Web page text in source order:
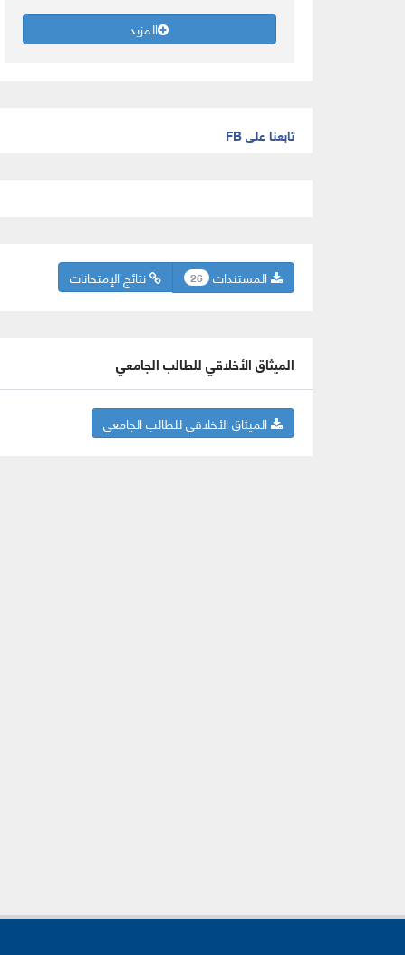
المزيد
تابعنا على FB
نتائج الإمتحانات المستندات 26
الميثاق الأخلاقي للطالب الجامعي
الميثاق الأخلاقي للطالب الجامعي